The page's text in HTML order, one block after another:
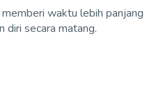
waktu lebih panjang
diri secara matang.